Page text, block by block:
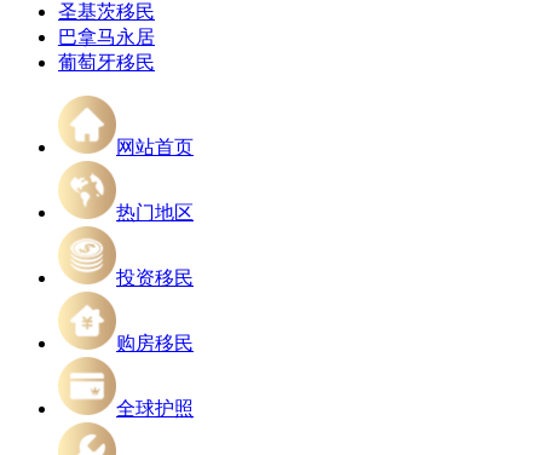
圣基茨移民
巴拿马永居
葡萄牙移民
网站首页
热门地区
投资移民
购房移民
全球护照